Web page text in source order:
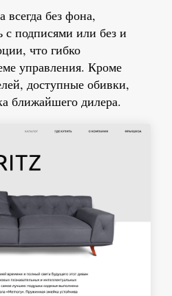
всегда без фона,
с подписями или без и
что гибко
управления. Кроме
доступные обивки,
ближайшего дилера.